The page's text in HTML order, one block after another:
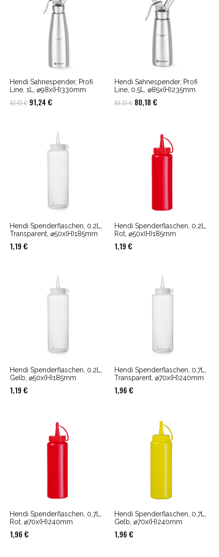
Hendi Sahnespender, Profi
Line, 1L, ⌀98x(H)330mm
93,42€ Ursprünglicher
91,24 €
91,24 €.
Hendi Sahnespender, Profi
Line, 0,5L, ⌀85x(H)235mm
80,33€ Ursprünglicher
80,18 €
80,18 €.
Hendi Spenderflaschen, 0,2L,
Transparent, ⌀50x(H)185mm
1,19 €
Hendi Spenderflaschen, 0,2L,
Rot, ⌀50x(H)185mm
1,19 €
Hendi Spenderflaschen, 0,2L,
Gelb, ⌀50x(H)185mm
1,19 €
Hendi Spenderflaschen, 0,7L,
Transparent, ⌀70x(H)240mm
1,96 €
Hendi Spenderflaschen, 0,7L,
Rot, ⌀70x(H)240mm
1,96 €
Hendi Spenderflaschen, 0,7L,
Gelb, ⌀70x(H)240mm
1,96 €